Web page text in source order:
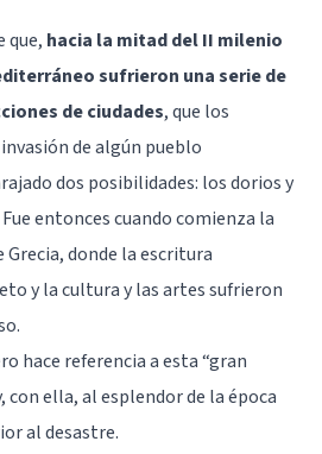
que, hacia la mitad del II milenio
sufrieron una serie de
de ciudades, que los
de algún pueblo
dos posibilidades: los dorios y
entonces cuando comienza la
Grecia, donde la escritura
y la cultura y las artes sufrieron
hace referencia a esta “gran
con ella, al esplendor de la época
al desastre.